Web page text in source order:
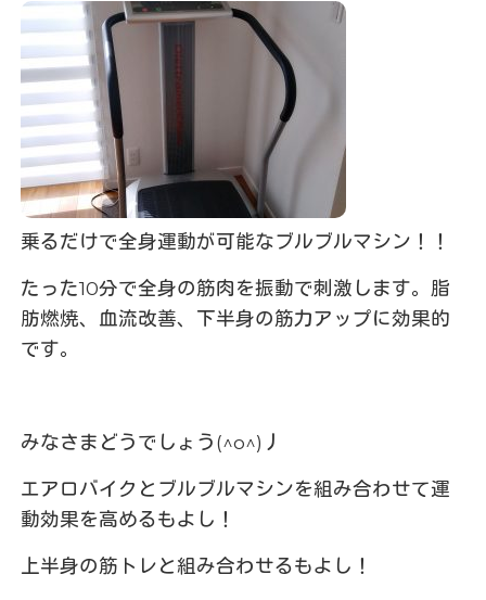
乗るだけで全身運動が可能なブルブルマシン！！
たった10分で全身の筋肉を振動で刺激します。脂
肪燃焼、血流改善、下半身の筋力アップに効果的
です。
みなさまどうでしょう(^o^)丿
エアロバイクとブルブルマシンを組み合わせて運
動効果を高めるもよし！
上半身の筋トレと組み合わせるもよし！